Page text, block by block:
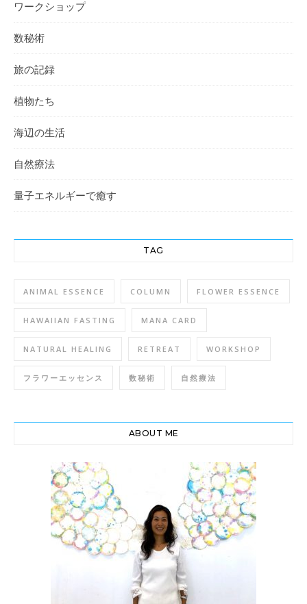
ワークショップ
数秘術
旅の記録
植物たち
海辺の生活
自然療法
量子エネルギーで癒す
TAG
ANIMAL ESSENCE COLUMN FLOWER ESSENCE
HAWAIIAN FASTING MANA CARD
NATURAL HEALING RETREAT WORKSHOP
フラワーエッセンス 数秘術 自然療法
ABOUT ME